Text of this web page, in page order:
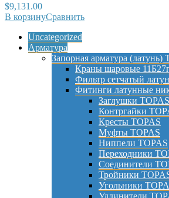
$9,131.00
В корзинуСравнить
Uncategorized
Арматура
Запорная арматура (латунь)
Краны шаровые
Фильтр сетчатый
Фитинги латунные
Заглушки TOPAS
Контргайки
Кресты TOPAS
Муфты TOPAS
Ниппели TOPAS
Переходники
Соединители
Тройники
Угольники
Удлинители